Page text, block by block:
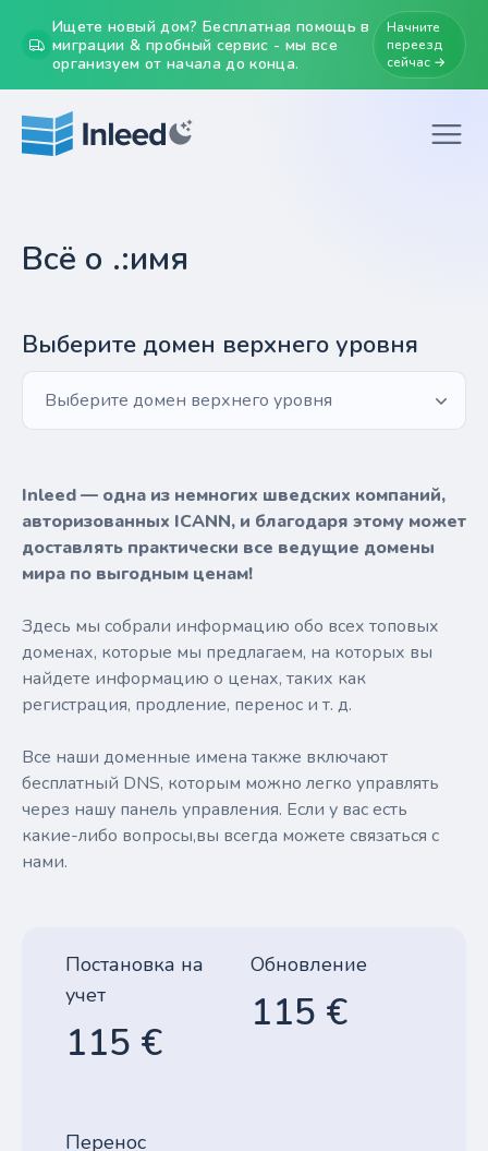
Ищете новый дом? Бесплатная помощь в
миграции & пробный сервис - мы все
организуем от начала до конца.
Начните
переезд
сейчас →
Всё о .:имя
Выберите домен верхнего уровня
Выберите домен верхнего уровня
Inleed — одна из немногих шведских компаний,
авторизованных ICANN, и благодаря этому может
доставлять практически все ведущие домены
мира по выгодным ценам!
Здесь мы собрали информацию обо всех топовых
доменах, которые мы предлагаем, на которых вы
найдете информацию о ценах, таких как
регистрация, продление, перенос и т. д.
Все наши доменные имена также включают
бесплатный DNS, которым можно легко управлять
через нашу панель управления. Если у вас есть
какие-либо вопросы,вы всегда можете связаться с
нами.
Постановка на
учет
115 €
Обновление
115 €
Перенос